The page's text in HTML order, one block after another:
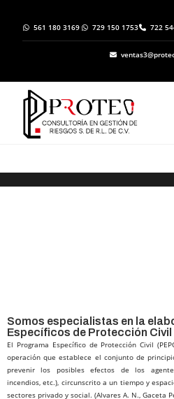
561 180 3169 729 150 1753 722
Somos especialistas en la
Específicos de Protección
El Programa Específico de Protección Civil
operación que establece el conjunto de
prevenir los posibles efectos de los
incendios, etc.), circunscrito a un tiempo y
sectores privado y social. (Alvares A. N., Gaceta